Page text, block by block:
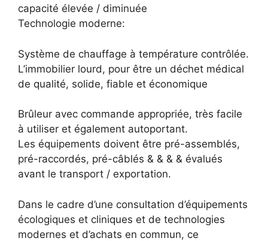
capacité élevée / diminuée
Technologie moderne:
Système de chauffage à température contrôlée.
L’immobilier lourd, pour être un déchet médical
de qualité, solide, fiable et économique
Brûleur avec commande appropriée, très facile
à utiliser et également autoportant.
Les équipements doivent être pré-assemblés,
pré-raccordés, pré-câblés & & & & évalués
avant le transport / exportation.
Dans le cadre d’une consultation d’équipements
écologiques et cliniques et de technologies
modernes et d’achats en commun, ce